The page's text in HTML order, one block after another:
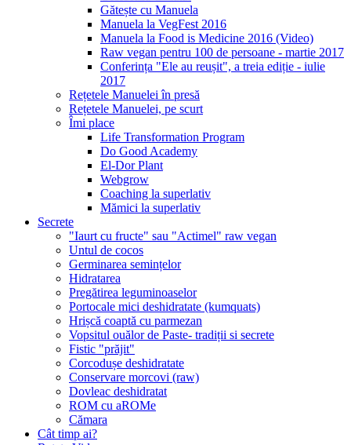
Gătește cu Manuela
Manuela la VegFest 2016
Manuela la Food is Medicine 2016 (Video)
Raw vegan pentru 100 de persoane - martie 2017
Conferința "Ele au reușit", a treia ediție - iulie
2017
Rețetele Manuelei în presă
Rețetele Manuelei, pe scurt
Îmi place
Life Transformation Program
Do Good Academy
El-Dor Plant
Webgrow
Coaching la superlativ
Mămici la superlativ
Secrete
"Iaurt cu fructe" sau "Actimel" raw vegan
Untul de cocos
Germinarea semințelor
Hidratarea
Pregătirea leguminoaselor
Portocale mici deshidratate (kumquats)
Hrișcă coaptă cu parmezan
Vopsitul ouălor de Paste- tradiții si secrete
Fistic "prăjit"
Corcodușe deshidratate
Conservare morcovi (raw)
Dovleac deshidratat
ROM cu aROMe
Cămara
Cât timp ai?